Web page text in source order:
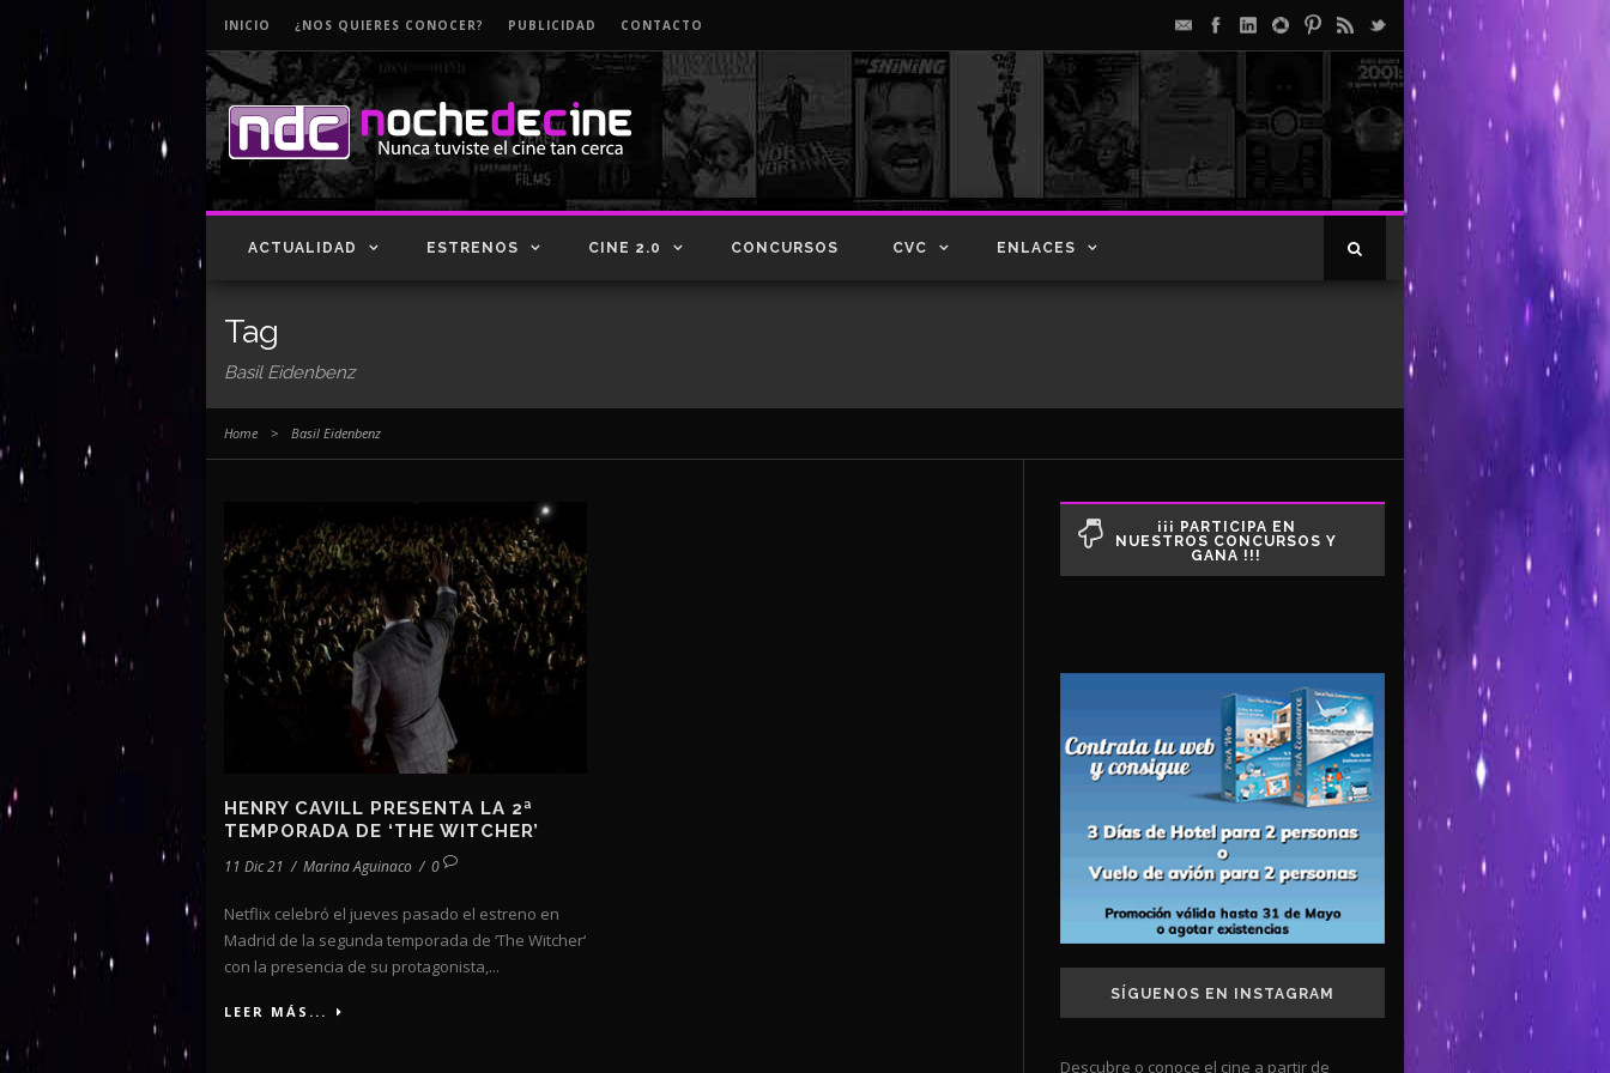
INICIO ¿NOS QUIERES CONOCER? PUBLICIDAD CONTACTO
ACTUALIDAD ESTRENOS CINE 2.0 CONCURSOS CVC ENLACES
Tag
Basil Eidenbenz
Home > Basil Eidenbenz
HENRY CAVILL PRESENTA LA 2ª
TEMPORADA DE ‘THE WITCHER’
11 Dic 21 / Marina Aguinaco / 0
Netflix celebró el jueves pasado el estreno en
Madrid de la segunda temporada de ‘The Witcher‘
con la presencia de su protagonista,...
LEER MÁS...
¡¡¡ PARTICIPA EN
NUESTROS CONCURSOS Y
GANA !!!
SÍGUENOS EN INSTAGRAM
Descubre o conoce el cine a partir de